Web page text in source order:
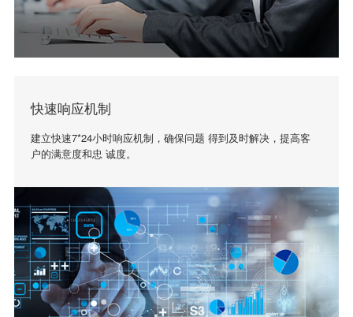
快速响应机制
建立快速7*24小时响应机制，确保问题 得到及时解决，提高客
户的满意度和忠 诚度。